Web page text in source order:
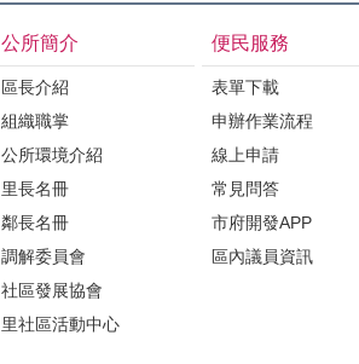
公所簡介
區長介紹
組織職掌
公所環境介紹
里長名冊
鄰長名冊
調解委員會
社區發展協會
里社區活動中心
便民服務
表單下載
申辦作業流程
線上申請
常見問答
市府開發APP
區內議員資訊